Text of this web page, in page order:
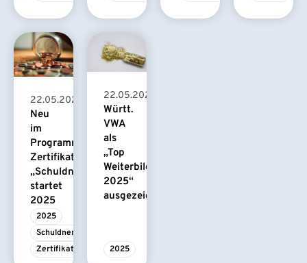
22.05.2025
Neu
im
Programm:
Zertifikatskurs
„Schuldnerberatung“
startet
2025
2025
Schuldnerberatung
Zertifikatskurs
22.05.2025
Württ.
VWA
als
„Top
Weiterbildung
2025“
ausgezeichnet
2025